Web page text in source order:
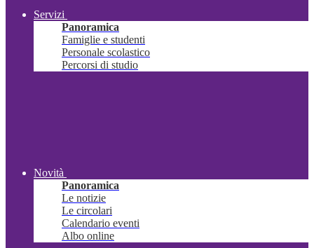
Servizi
Panoramica
Famiglie e studenti
Personale scolastico
Percorsi di studio
Novità
Panoramica
Le notizie
Le circolari
Calendario eventi
Albo online